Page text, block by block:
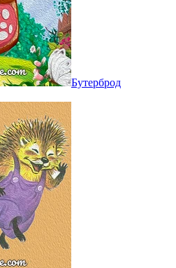
Бутерброд